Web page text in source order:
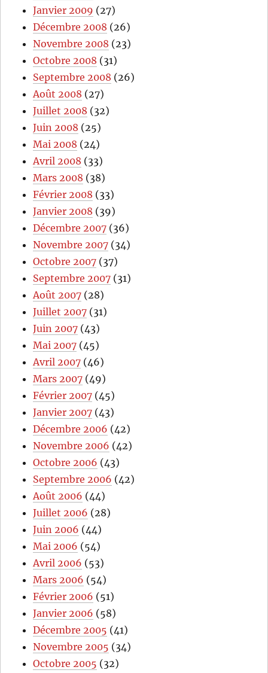
Janvier 2009 (27)
Décembre 2008 (26)
Novembre 2008 (23)
Octobre 2008 (31)
Septembre 2008 (26)
Août 2008 (27)
Juillet 2008 (32)
Juin 2008 (25)
Mai 2008 (24)
Avril 2008 (33)
Mars 2008 (38)
Février 2008 (33)
Janvier 2008 (39)
Décembre 2007 (36)
Novembre 2007 (34)
Octobre 2007 (37)
Septembre 2007 (31)
Août 2007 (28)
Juillet 2007 (31)
Juin 2007 (43)
Mai 2007 (45)
Avril 2007 (46)
Mars 2007 (49)
Février 2007 (45)
Janvier 2007 (43)
Décembre 2006 (42)
Novembre 2006 (42)
Octobre 2006 (43)
Septembre 2006 (42)
Août 2006 (44)
Juillet 2006 (28)
Juin 2006 (44)
Mai 2006 (54)
Avril 2006 (53)
Mars 2006 (54)
Février 2006 (51)
Janvier 2006 (58)
Décembre 2005 (41)
Novembre 2005 (34)
Octobre 2005 (32)